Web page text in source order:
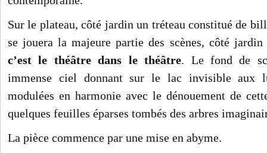
Sur le plateau, côté jardin un tréteau constitué de
se jouera la majeure partie des scènes, côté jardin
c’est le théâtre dans le théâtre. Le fond de
immense ciel donnant sur le lac invisible aux
modulées en harmonie avec le dénouement de
quelques feuilles éparses tombés des arbres
La pièce commence par une mise en abyme.